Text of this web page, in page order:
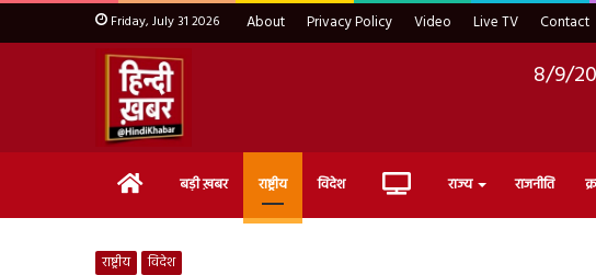
Friday, July 31 2026 About Privacy Policy Video Live TV Contact
8/9/
Home बड़ी ख़बर राष्ट्रीय विदेश Live राज्य राजनीति
राष्ट्रीय विदेश